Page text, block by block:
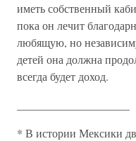
иметь собственный
пока он лечит
любящую, но
детей она должна
всегда будет доход.
* В истории Мексики